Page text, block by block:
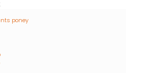
poney